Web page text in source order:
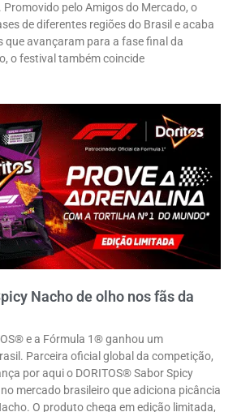
pelo Amigos do Mercado, o
de diferentes regiões do Brasil e acaba
que avançaram para a fase final da
o festival também coincide
Nacho de olho nos fãs da
e a Fórmula 1® ganhou um
Parceira oficial global da competição,
por aqui o DORITOS® Sabor Spicy
mercado brasileiro que adiciona picância
O produto chega em edição limitada,